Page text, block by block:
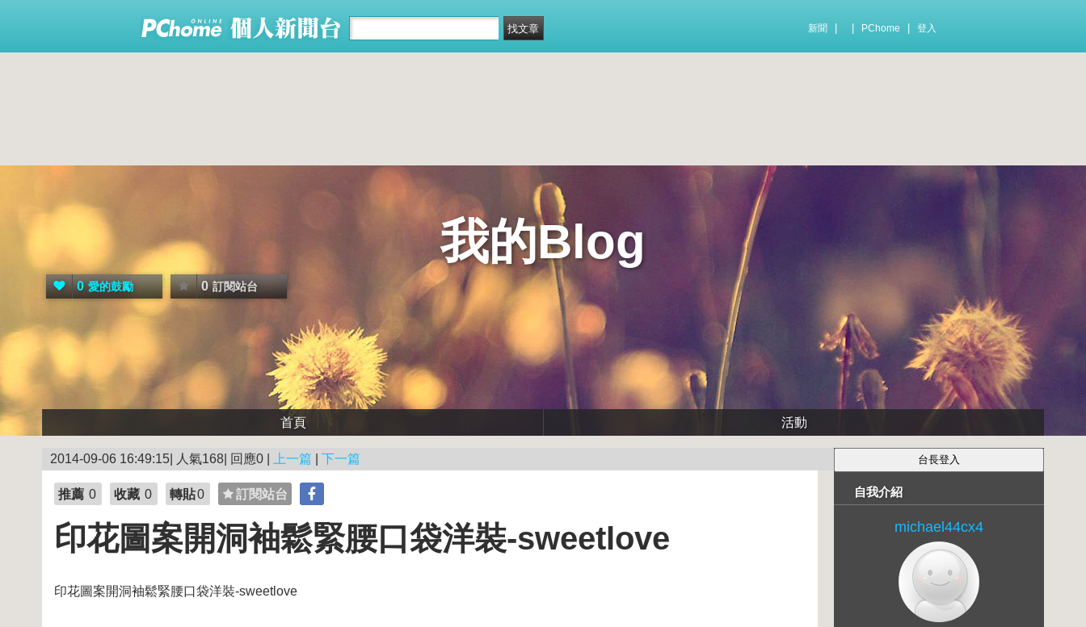
新聞 PChome 登入
我的Blog
0 愛的鼓勵 0 訂閱站台
首頁 活動
2014-09-06 16:49:15| 人氣168| 回應0 | 上一篇 下一篇
推薦 0 收藏 0 轉貼0 訂閱站台
印花圖案開洞袖鬆緊腰口袋洋裝-sweetlove
印花圖案開洞袖鬆緊腰口袋洋裝-sweetlove
自我介紹
michael44cx4